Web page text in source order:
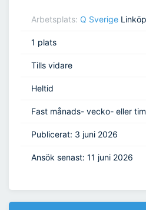
Arbetsplats: Q Sverige
1 plats
Tills vidare
Heltid
Fast månads- vecko- eller
Publicerat: 3 juni 2026
Ansök senast: 11 juni 2026